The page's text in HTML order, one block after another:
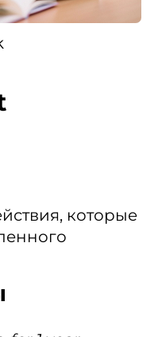
которые